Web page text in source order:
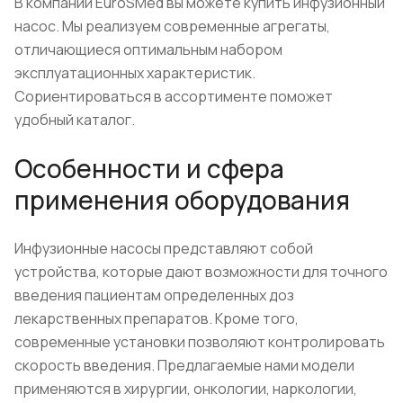
насос. Мы реализуем современные агрегаты,
отличающиеся оптимальным набором
эксплуатационных характеристик.
Сориентироваться в ассортименте поможет
удобный каталог.
Особенности и сфера
применения оборудования
Инфузионные насосы представляют собой
устройства, которые дают возможности для точного
введения пациентам определенных доз
лекарственных препаратов. Кроме того,
современные установки позволяют контролировать
скорость введения. Предлагаемые нами модели
применяются в хирургии, онкологии, наркологии,